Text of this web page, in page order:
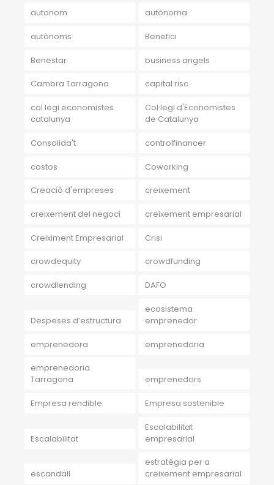
autonom autònoma
autònoms Benefici
Benestar business angels
Cambra Tarragona capital risc
col.legi economistes
catalunya
Col·legi d'Economistes
de Catalunya
Consolida't controlfinancer
costos Coworking
Creació d'empreses creixement
creixement del negoci creixement empresarial
Creiximent Empresarial Crisi
crowdequity crowdfunding
crowdlending DAFO
Despeses d’estructura
ecosistema
emprenedor
emprenedora emprenedoria
emprenedoria
Tarragona
emprenedors
Empresa rendible Empresa sostenible
Escalabilitat
Escalabilitat
empresarial
escandall
estratègia per a
creixement empresarial